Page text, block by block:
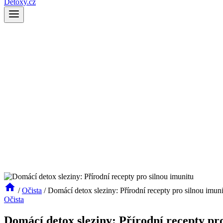
Detoxy.cz
/ Očista / Domácí detox sleziny: Přírodní recepty pro silnou
Očista